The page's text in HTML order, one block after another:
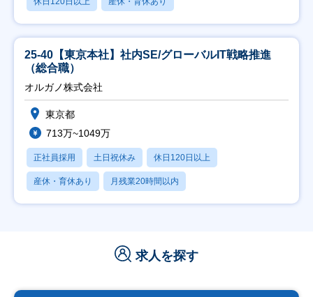
25-40【東京本社】社内SE/グローバルIT戦略推進
（総合職）
オルガノ株式会社
東京都
713万~1049万
正社員採用 土日祝休み 休日120日以上
産休・育休あり 月残業20時間以内
求人を探す